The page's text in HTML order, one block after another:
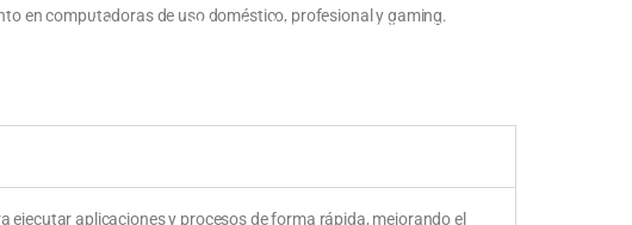
en computadoras de uso doméstico, profesional y gaming.
según capacidad,
Mejora el rendimiento de tu computadora con más
aplicaciones y procesos de forma rápida, mejorando el